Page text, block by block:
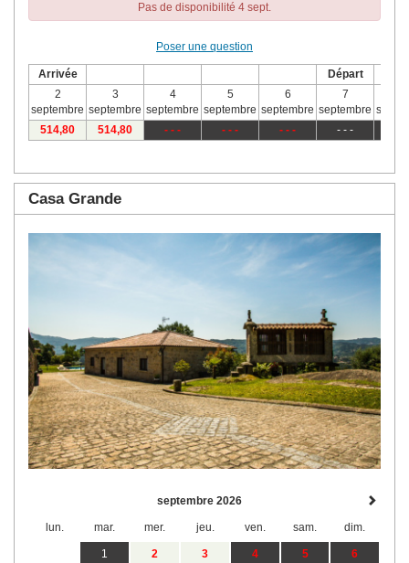
Pas de disponibilité 4 sept.
Poser une question
Arrivée
Départ
2
septembre
3
septembre
4
septembre
5
septembre
6
septembre
7
septembre
514,80 514,80 - - - - - - - - - - - -
Casa Grande
septembre 2026
lun. mar. mer. jeu. ven. sam. dim.
1 2 3 4 5 6